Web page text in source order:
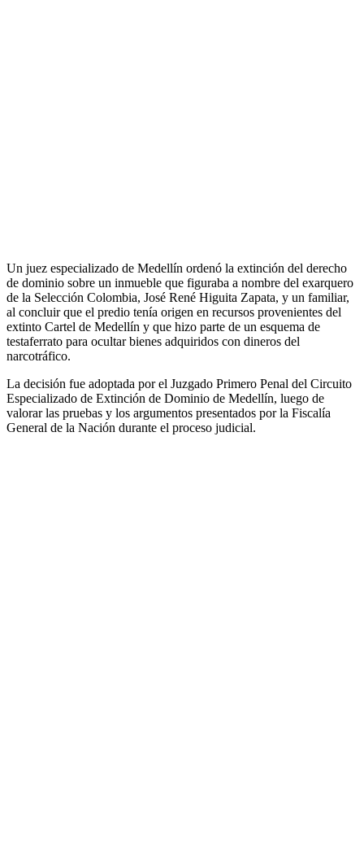
Un juez especializado de Medellín ordenó la extinción del derecho
de dominio sobre un inmueble que figuraba a nombre del exarquero
de la Selección Colombia, José René Higuita Zapata, y un familiar,
al concluir que el predio tenía origen en recursos provenientes del
extinto Cartel de Medellín y que hizo parte de un esquema de
testaferrato para ocultar bienes adquiridos con dineros del
narcotráfico.
La decisión fue adoptada por el Juzgado Primero Penal del Circuito
Especializado de Extinción de Dominio de Medellín, luego de
valorar las pruebas y los argumentos presentados por la Fiscalía
General de la Nación durante el proceso judicial.